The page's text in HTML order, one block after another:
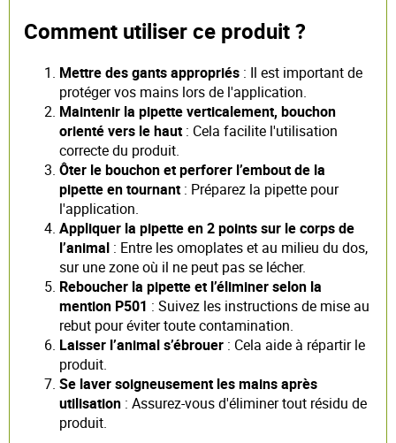
Comment utiliser ce produit ?
Mettre des gants appropriés : Il est important de
protéger vos mains lors de l'application.
Maintenir la pipette verticalement, bouchon
orienté vers le haut: Cela facilite l'utilisation
correcte du produit.
Ôter le bouchon et perforer l’embout de la
pipette en tournant: Préparez la pipette pour
l'application.
Appliquer la pipette en 2 points sur le corps de
l’animal : Entre les omoplates et au milieu du dos,
sur une zone où il ne peut pas se lécher.
Reboucher la pipette et l’éliminer selon la
mention P501 : Suivez les instructions de mise au
rebut pour éviter toute contamination.
Laisser l’animal s’ébrouer : Cela aide à répartir le
produit.
Se laver soigneusement les mains après
utilisation : Assurez-vous d'éliminer tout résidu de
produit.